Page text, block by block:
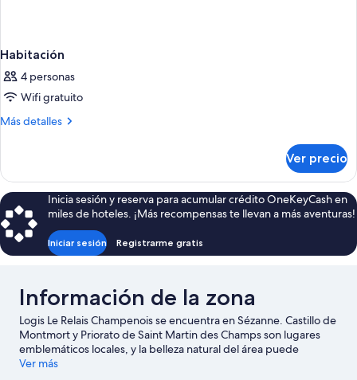
Habitación
4 personas
Wifi gratuito
Más detalles
Más
Ver precio
Inicia sesión y reserva para acumular crédito OneKeyCash en
miles de hoteles. ¡Más recompensas te llevan a más aventuras!
Iniciar sesión Registrarme gratis
Información de la zona
Logis Le Relais Champenois se encuentra en Sézanne. Castillo de
Montmort y Priorato de Saint Martin des Champs son lugares
emblemáticos locales, y la belleza natural del área puede
apreciarse en Sena y Parque de la Béchère. Encontrarás muchas
Ver más